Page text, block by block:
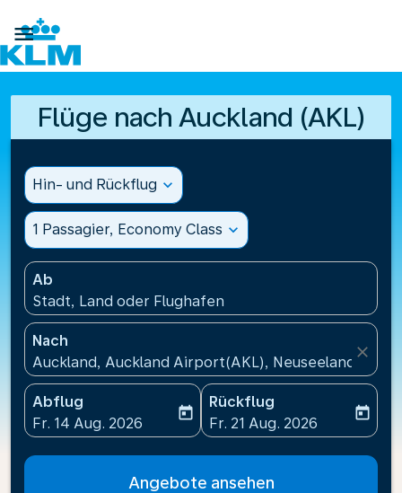

Flüge nach Auckland (AKL)
Hin- und Rückflug expand_more
1 Passagier, Economy Class expand_more
Ab
Stadt, Land oder Flughafen
Nach
Auckland, Auckland Airport(AKL), Neuseeland
close
Abflug
fc-booking-departure-date-aria-label
Fr. 14 Aug. 2026
today
Rückflug
fc-booking-return-date-
Fr. 21 Aug. 2026
today
Angebote ansehen